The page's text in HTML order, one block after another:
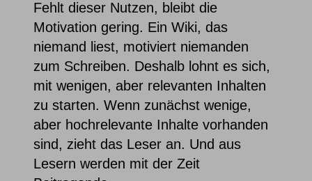
Fehlt dieser Nutzen, bleibt die
Motivation gering. Ein Wiki, das
niemand liest, motiviert niemanden
zum Schreiben. Deshalb lohnt es sich,
mit wenigen, aber relevanten Inhalten
zu starten. Wenn zunächst wenige,
aber hochrelevante Inhalte vorhanden
sind, zieht das Leser an. Und aus
Lesern werden mit der Zeit